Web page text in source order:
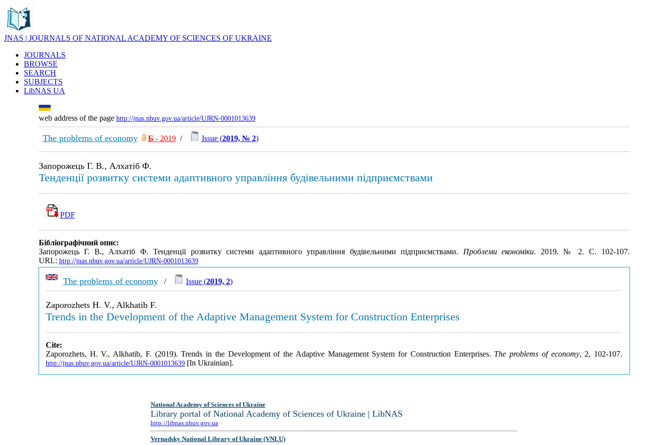
JNAS | JOURNALS OF NATIONAL ACADEMY OF SCIENCES OF UKRAINE
JOURNALS
BROWSE
SEARCH
SUBJECTS
LibNAS UA
web address of the page http://jnas.nbuv.gov.ua/article/UJRN-0001013639
The problems of economy Б - 2019/ Issue (2019, № 2)
Запорожець Г. В., Алхатіб Ф.
Тенденції розвитку системи адаптивного управління будівельними підприємствами
PDF
Бібліографічний опис:
Запорожець Г. В., Алхатіб Ф. Тенденції розвитку системи адаптивного управління будівельними підприємствами. Проблеми економіки. 2019. № 2. С. 102-107.
URL: http://jnas.nbuv.gov.ua/article/UJRN-0001013639
The problems of economy/ Issue (2019, 2)
Zaporozhets H. V., Alkhatib F.
Trends in the Development of the Adaptive Management System for Construction Enterprises
Cite:
Zaporozhets, H. V., Alkhatib, F. (2019). Trends in the Development of the Adaptive Management System for Construction Enterprises. The problems of economy, 2, 102-107.
http://jnas.nbuv.gov.ua/article/UJRN-0001013639[In Ukrainian].
National Academy of Sciences of Ukraine
Library portal of National Academy of Sciences of Ukraine | LibNAS
http://libnas.nbuv.gov.ua
Vernadsky National Library of Ukraine (VNLU)